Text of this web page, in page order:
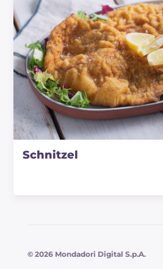
Schnitzel
© 2026 Mondadori Digital S.p.A.